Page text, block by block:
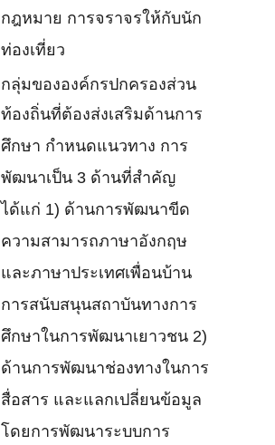
กฎหมาย การจราจรให้กับนัก
ท่องเที่ยว
กลุ่มขององค์กรปกครองส่วน
ท้องถิ่นที่ต้องส่งเสริมด้านการ
ศึกษา กำหนดแนวทาง การ
พัฒนาเป็น 3 ด้านที่สำคัญ
ได้แก่ 1) ด้านการพัฒนาขีด
ความสามารถภาษาอังกฤษ
และภาษาประเทศเพื่อนบ้าน
การสนับสนุนสถาบันทางการ
ศึกษาในการพัฒนาเยาวชน 2)
ด้านการพัฒนาช่องทางในการ
สื่อสาร และแลกเปลี่ยนข้อมูล
โดยการพัฒนาระบบการ